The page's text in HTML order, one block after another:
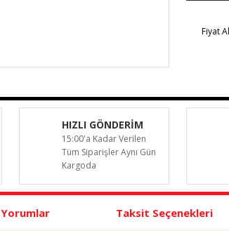
Fiyat
HIZLI GÖNDERİM
15:00'a Kadar Verilen
Tüm Siparişler Aynı Gün
Kargoda
Yorumlar Taksit Seçenekleri